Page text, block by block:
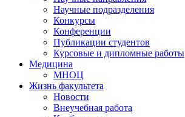
Научные подразделения
Конкурсы
Конференции
Публикации студентов
Курсовые и дипломные работы
Медицина
МНОЦ
Жизнь факультета
Новости
Внеучебная работа